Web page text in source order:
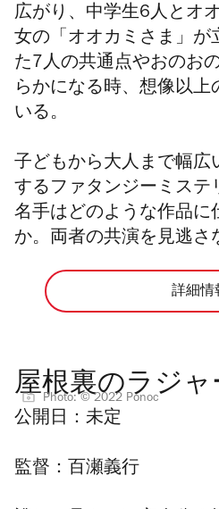
広がり、中学生6人とオ
女の「オオカミさま」が
た7人の共通点やおのお
らかになる時、想像以上
いる。
子どもから大人まで幅広
するファタンジーミステ
名手はどのような作品に
か。両者の共演を見逃さ
詳細情
屋根裏のラジャ
Photo: © 2022 Ponoc
公開日： 未定
監督： 百瀬義行